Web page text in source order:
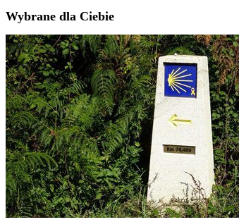
Wybrane dla Ciebie